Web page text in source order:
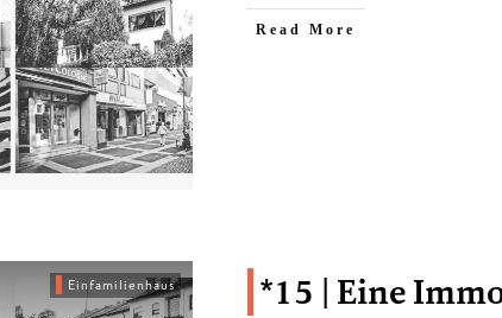
​Read More
Einfamilienhaus *15 | Eine